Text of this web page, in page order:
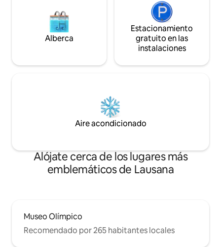
Alberca
Estacionamiento
gratuito en las
instalaciones
Aire acondicionado
Alójate cerca de los lugares más
emblemáticos de Lausana
Museo Olímpico
Recomendado por 265 habitantes locales